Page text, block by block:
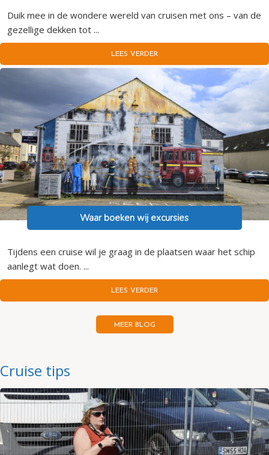
Duik mee in de wondere wereld van cruisen met ons – van de
gezellige dekken tot ...
LEES VERDER
Waar boeken wij excursies
Tijdens een cruise wil je graag in de plaatsen waar het schip
aanlegt wat doen. ...
LEES VERDER
MEER BLOG
Cruise tips